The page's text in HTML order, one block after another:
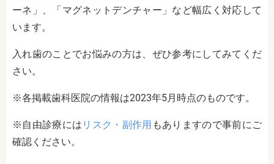
ーネ」、「マグネットデンチャー」など幅広く対応して
います。
入れ歯のことでお悩みの方は、ぜひ参考にしてみてくだ
さい。
※各掲載歯科医院の情報は2023年5月時点のものです。
※自由診療には リスク・副作用 もありますので事前にご
確認ください。